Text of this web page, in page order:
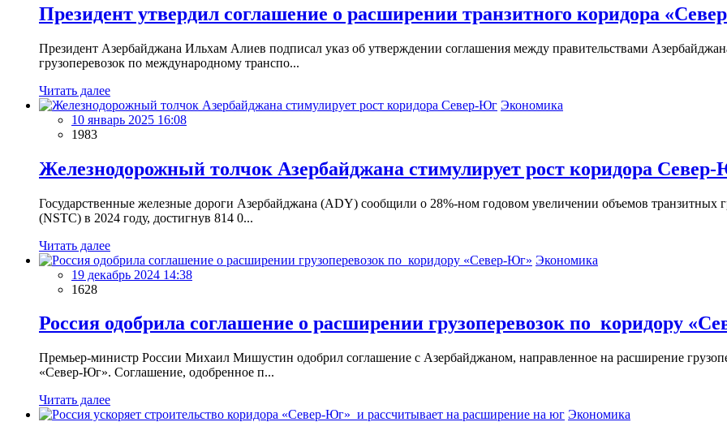
Президент утвердил соглашение о расширении транзитного коридора
Президент Азербайджана Ильхам Алиев подписал указ об утверждении соглашения между правительствами
грузоперевозок по международному транспо...
Читать далее
Экономика
10 январь 2025 16:08
1983
Железнодорожный толчок Азербайджана стимулирует рост коридора
Государственные железные дороги Азербайджана (ADY) сообщили о 28%-ном годовом увеличении объемов
(NSTC) в 2024 году, достигнув 814 0...
Читать далее
Экономика
19 декабрь 2024 14:38
1628
Россия одобрила соглашение о расширении грузоперевозок по коридору
Премьер-министр России Михаил Мишустин одобрил соглашение с Азербайджаном, направленное на расширение
«Север-Юг». Соглашение, одобренное п...
Читать далее
Экономика